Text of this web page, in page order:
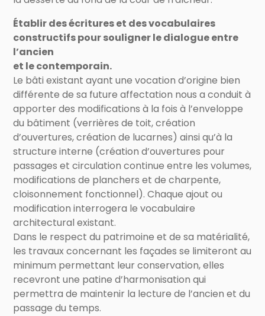
Établir des écritures et des vocabulaires
constructifs pour souligner le dialogue entre
l’ancien
et le contemporain.
Le bâti existant ayant une vocation d’origine bien
différente de sa future affectation nous a conduit à
apporter des modifications à la fois à l’enveloppe
du bâtiment (verrières de toit, création
d’ouvertures, création de lucarnes) ainsi qu’à la
structure interne (création d’ouvertures pour
passages et circulation continue entre les volumes,
modifications de planchers et de charpente,
cloisonnement fonctionnel). Chaque ajout ou
modification interrogera le vocabulaire
architectural existant.
Dans le respect du patrimoine et de sa matérialité,
les travaux concernant les façades se limiteront au
minimum permettant leur conservation, elles
recevront une patine d’harmonisation qui
permettra de maintenir la lecture de l’ancien et du
passage du temps.